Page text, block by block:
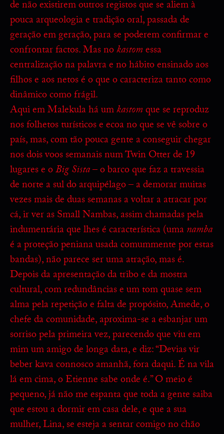
de não existirem outros registos que se aliem à
pouca arqueologia e tradição oral, passada de
geração em geração, para se poderem confirmar e
confrontar factos. Mas nokastomessa
centralização na palavra e no hábito ensinado aos
filhos e aos netos é o que o caracteriza tanto como
dinâmico como frágil.
Aqui em Malekula há umkastomque se reproduz
nos folhetos turísticos e ecoa no que se vê sobre o
país, mas, com tão pouca gente a conseguir chegar
nos dois voos semanais num Twin Otter de 19
lugares e oBig Sista– o barco que faz a travessia
de norte a sul do arquipélago – a demorar muitas
vezes mais de duas semanas a voltar a atracar por
cá, ir ver as Small Nambas, assim chamadas pela
indumentária que lhes é característica (umanamba
é a proteção peniana usada comummente por estas
bandas), não parece ser uma atração, mas é.
Depois da apresentação da tribo e da mostra
cultural, com redundâncias e um tom quase sem
alma pela repetição e falta de propósito, Amede, o
chefe da comunidade, aproxima-se a esbanjar um
sorriso pela primeira vez, parecendo que viu em
mim um amigo de longa data, e diz: “Devias vir
beber kava connosco amanhã, fora daqui. É na vila
lá em cima, o Etienne sabe onde é.” O meio é
pequeno, já não me espanta que toda a gente saiba
que estou a dormir em casa dele, e que a sua
mulher, Lina, se esteja a sentar comigo no chão